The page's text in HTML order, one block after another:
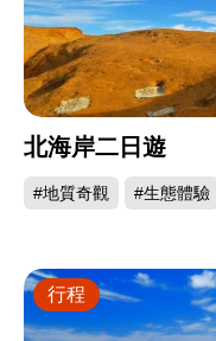
北海岸二日遊
#地質奇觀 #生態體驗
行程